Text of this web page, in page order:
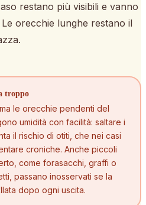
restano più visibili e vanno
orecchie lunghe restano il
troppo
le orecchie pendenti del
umidità con facilità: saltare i
il rischio di otiti, che nei casi
croniche. Anche piccoli
come forasacchi, graffi o
passano inosservati se la
dopo ogni uscita.